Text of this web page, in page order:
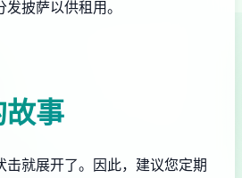
披萨以供租用。
事
击就展开了。因此，建议您定期